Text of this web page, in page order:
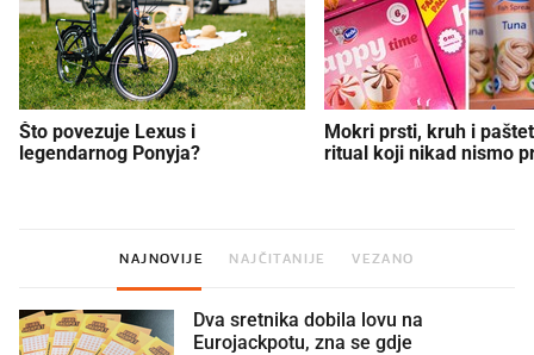
Što povezuje Lexus i
legendarnog Ponyja?
Mokri prsti, kruh i
ritual koji nikad nismo
NAJNOVIJE NAJČITANIJE VEZANO
Dva sretnika dobila lovu na
Eurojackpotu, zna se gdje